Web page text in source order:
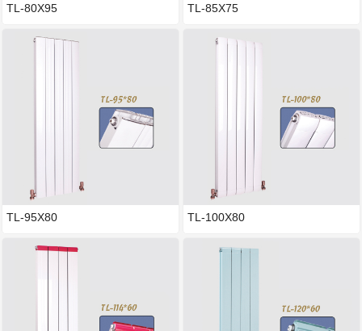
TL-80X95
TL-95X80
TL-85X75
TL-100X80